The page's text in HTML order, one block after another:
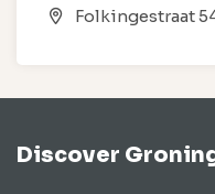
Folkingestraat
Discover